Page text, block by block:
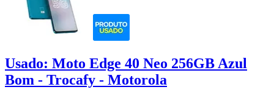
Usado: Moto Edge 40 Neo 256GB Azul
Bom - Trocafy - Motorola